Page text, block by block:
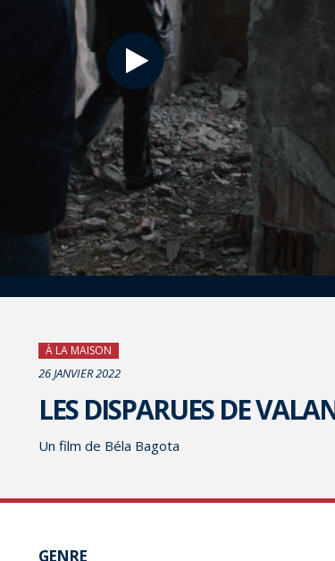
À LA MAISON
26 JANVIER 2022
LES DISPARUES DE
Un film de Béla Bagota
GENRE